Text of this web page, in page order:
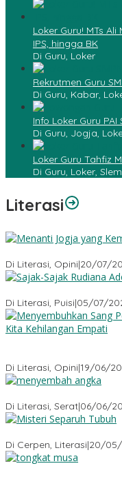
Loker Guru! MTs
IPS, hingga BK
Di Guru, Loker
Rekrutmen Guru
Di Guru, Kabar,
Info Loker Guru
Di Guru, Jogja,
Loker Guru Tahfiz
Di Guru, Loker,
Literasi
Di Literasi, Opini|20/07/
Di Literasi, Puisi|05/07/
Di Literasi, Opini|19/06/
Di Literasi, Serat|06/06/
Di Cerpen, Literasi|20/